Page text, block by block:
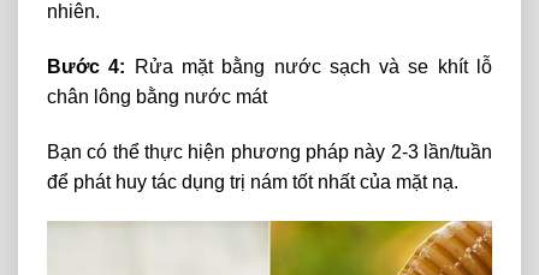
nhiên.
Bước 4: Rửa mặt bằng nước sạch và se khít lỗ
chân lông bằng nước mát
Bạn có thể thực hiện phương pháp này 2-3 lần/tuần
để phát huy tác dụng trị nám tốt nhất của mặt nạ.